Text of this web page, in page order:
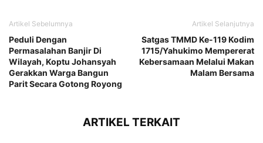
Artikel Sebelumnya
Peduli Dengan
Permasalahan Banjir Di
Wilayah, Koptu Johansyah
Gerakkan Warga Bangun
Parit Secara Gotong Royong
Artikel Selanjutnya
Satgas TMMD Ke-119 Kodim
1715/Yahukimo Mempererat
Kebersamaan Melalui Makan
Malam Bersama
ARTIKEL TERKAIT